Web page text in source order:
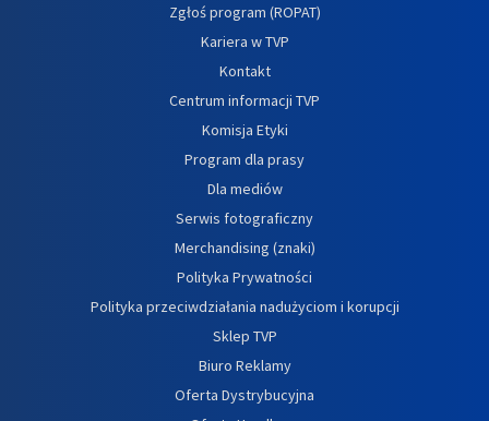
Zgłoś program (ROPAT)
Kariera w TVP
Kontakt
Centrum informacji TVP
Komisja Etyki
Program dla prasy
Dla mediów
Serwis fotograficzny
Merchandising (znaki)
Polityka Prywatności
Polityka przeciwdziałania nadużyciom i korupcji
Sklep TVP
Biuro Reklamy
Oferta Dystrybucyjna